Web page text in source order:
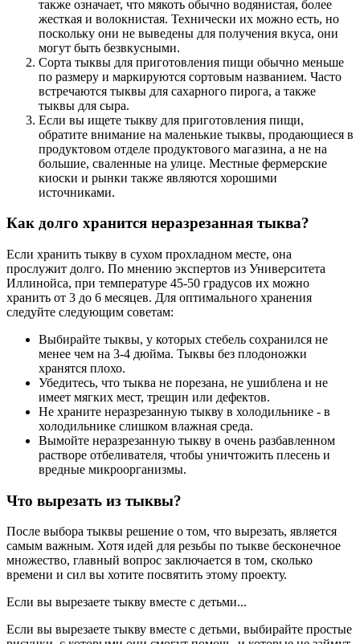
также означает, что мякоть обычно водянистая, более
жесткая и волокнистая. Технически их можно есть, но
поскольку они не выведены для получения вкуса, они
могут быть безвкусными.
Сорта тыквы для приготовления пищи обычно меньше
по размеру и маркируются сортовым названием. Часто
встречаются тыквы для сахарного пирога, а также
тыквы для сыра.
Если вы ищете тыкву для приготовления пищи,
обратите внимание на маленькие тыквы, продающиеся в
продуктовом отделе продуктового магазина, а не на
большие, сваленные на улице. Местные фермерские
киоски и рынки также являются хорошими
источниками.
Как долго хранится неразрезанная тыква?
Если хранить тыкву в сухом прохладном месте, она
прослужит долго. По мнению экспертов из Университета
Иллинойса, при температуре 45-50 градусов их можно
хранить от 3 до 6 месяцев. Для оптимального хранения
следуйте следующим советам:
Выбирайте тыквы, у которых стебель сохранился не
менее чем на 3-4 дюйма. Тыквы без плодоножки
хранятся плохо.
Убедитесь, что тыква не порезана, не ушиблена и не
имеет мягких мест, трещин или дефектов.
Не храните неразрезанную тыкву в холодильнике - в
холодильнике слишком влажная среда.
Вымойте неразрезанную тыкву в очень разбавленном
растворе отбеливателя, чтобы уничтожить плесень и
вредные микроорганизмы.
Что вырезать из тыквы?
После выбора тыквы решение о том, что вырезать, является
самым важным. Хотя идей для резьбы по тыкве бесконечное
множество, главный вопрос заключается в том, сколько
времени и сил вы хотите посвятить этому проекту.
Если вы вырезаете тыкву вместе с детьми...
Если вы вырезаете тыкву вместе с детьми, выбирайте простые